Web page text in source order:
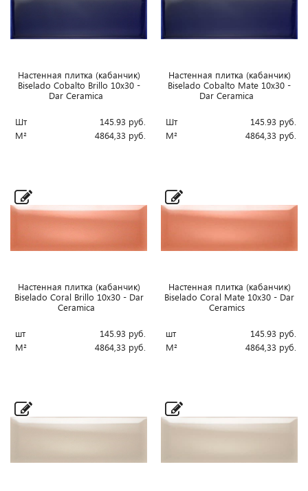
Настенная плитка (кабанчик)
Biselado Cobalto Brillo 10x30 -
Dar Ceramica
Шт 145.93 руб.
М²
4864,33 руб.
Настенная плитка (кабанчик)
Biselado Cobalto Mate 10x30 -
Dar Ceramica
Шт 145.93 руб.
М²
4864,33 руб.
Настенная плитка (кабанчик)
Biselado Coral Brillo 10x30 - Dar
Ceramica
шт 145.93 руб.
М²
4864,33 руб.
Настенная плитка (кабанчик)
Biselado Coral Mate 10x30 - Dar
Ceramics
шт 145.93 руб.
М²
4864,33 руб.